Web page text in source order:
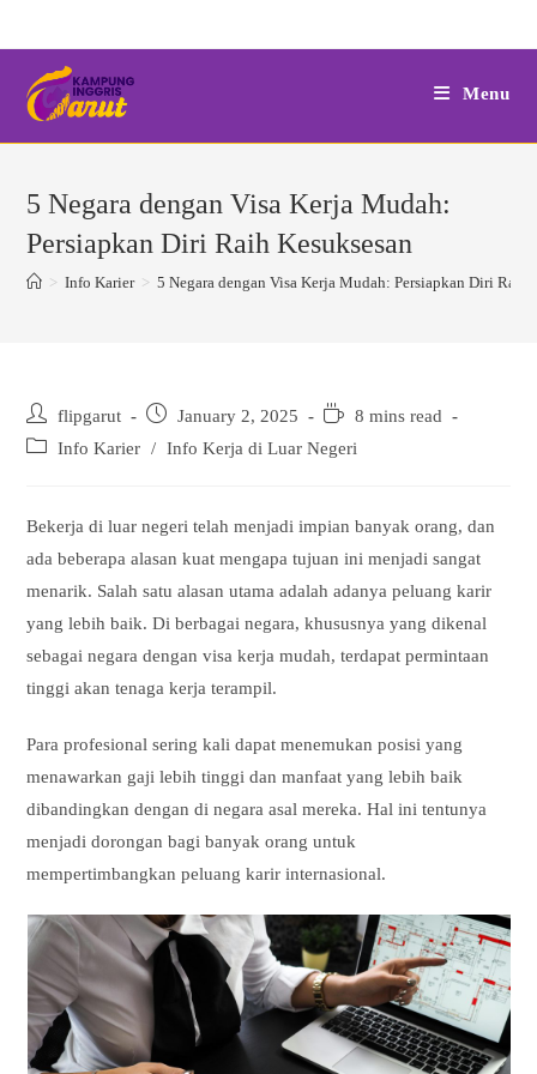
content
Menu
5 Negara dengan Visa Kerja Mudah:
Persiapkan Diri Raih Kesuksesan
> Info Karier > 5 Negara dengan Visa Kerja Mudah: Persiapkan Diri Raih
Post
author:
flipgarut
Post
published:
January 2, 2025
Reading
time:
8 mins read
Post
Info Karier / Info Kerja di Luar Negeri
Bekerja di luar negeri telah menjadi impian banyak orang, dan
ada beberapa alasan kuat mengapa tujuan ini menjadi sangat
menarik. Salah satu alasan utama adalah adanya peluang karir
yang lebih baik. Di berbagai negara, khususnya yang dikenal
sebagai negara dengan visa kerja mudah, terdapat permintaan
tinggi akan tenaga kerja terampil.
Para profesional sering kali dapat menemukan posisi yang
menawarkan gaji lebih tinggi dan manfaat yang lebih baik
dibandingkan dengan di negara asal mereka. Hal ini tentunya
menjadi dorongan bagi banyak orang untuk
mempertimbangkan peluang karir internasional.